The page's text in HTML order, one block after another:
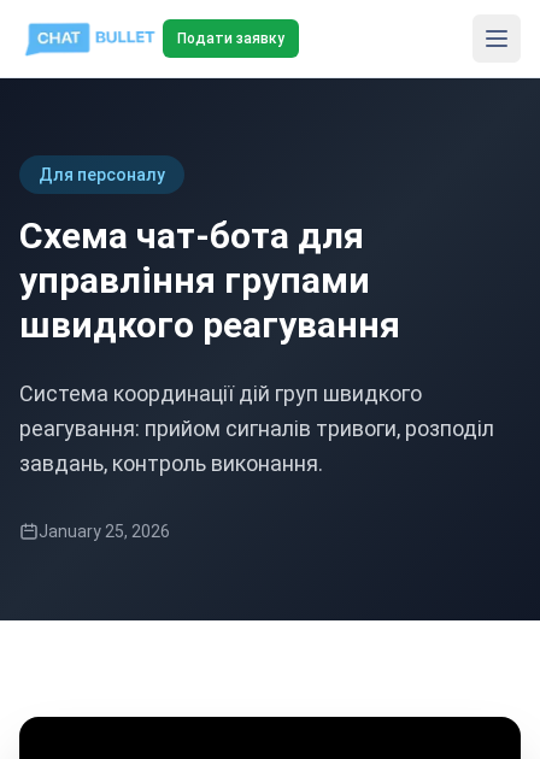
Подати заявку
Для персоналу
Схема чат-бота для
управління групами
швидкого реагування
Система координації дій груп швидкого
реагування: прийом сигналів тривоги, розподіл
завдань, контроль виконання.
January 25, 2026